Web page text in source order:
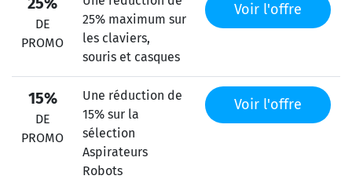
DE
PROMO
25% maximum sur
les claviers,
souris et casques
Voir l'offre
15%
DE
PROMO
Une réduction de
15% sur la
sélection
Aspirateurs
Robots
Voir l'offre